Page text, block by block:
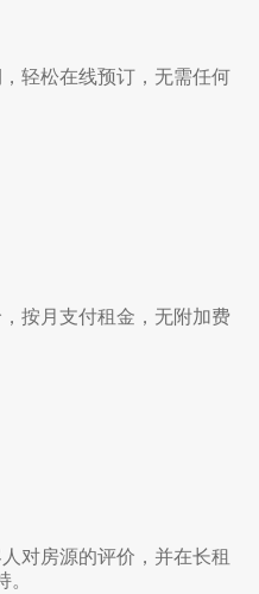
轻松在线预订，无需任何
按月支付租金，无附加费
对房源的评价，并在长租